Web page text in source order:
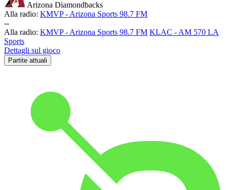
Arizona Diamondbacks
Alla radio: KMVP - Arizona Sports 98.7 FM
--
Alla radio: KMVP - Arizona Sports 98.7 FM KLAC - AM 570 LA
Sports
Dettagli sul gioco
Partite attuali